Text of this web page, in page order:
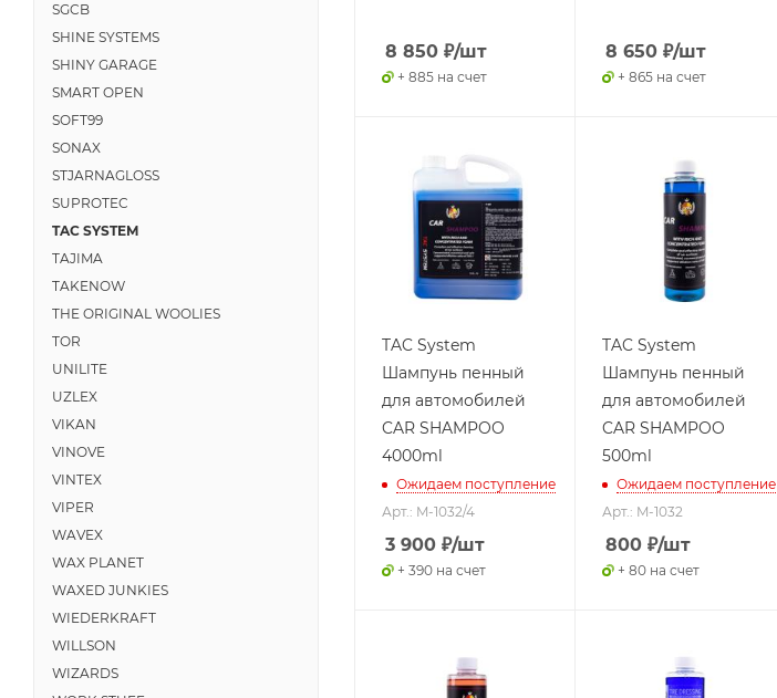
8 850 ₽/шт
+ 885 на счет
8 650₽/шт
+ 865 на счет
TAC System
Шампунь пенный
для автомобилей
CAR SHAMPOO
4000ml
Ожидаем поступление
Арт.: M-1032/4
3 900 ₽/шт
+ 390 на счет
TAC System
Шампунь пенный
для автомобилей
CAR SHAMPOO
500ml
Ожидаем поступление
Арт.: M-1032
800₽/шт
+ 80 на счет
SGCB
SHINE SYSTEMS
SHINY GARAGE
SMART OPEN
SOFT99
SONAX
STJARNAGLOSS
SUPROTEC
TAC SYSTEM
TAJIMA
TAKENOW
THE ORIGINAL WOOLIES
TOR
UNILITE
UZLEX
VIKAN
VINOVE
VINTEX
VIPER
WAVEX
WAX PLANET
WAXED JUNKIES
WIEDERKRAFT
WILLSON
WIZARDS